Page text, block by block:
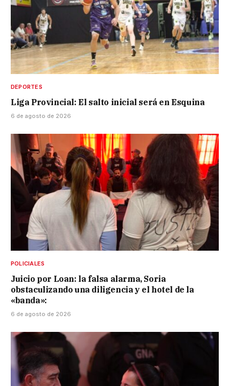
DEPORTES
Liga Provincial: El salto inicial será en Esquina
6 de agosto de 2026
POLICIALES
Juicio por Loan: la falsa alarma, Soria
obstaculizando una diligencia y el hotel de la
«banda»:
6 de agosto de 2026